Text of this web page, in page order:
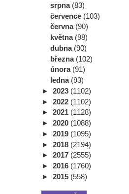
srpna (83)
července (103)
června (90)
května (98)
dubna (90)
března (102)
února (91)
ledna (93)
► 2023 (1102)
► 2022 (1102)
► 2021 (1128)
► 2020 (1088)
► 2019 (1095)
► 2018 (2194)
► 2017 (2555)
► 2016 (1760)
► 2015 (558)